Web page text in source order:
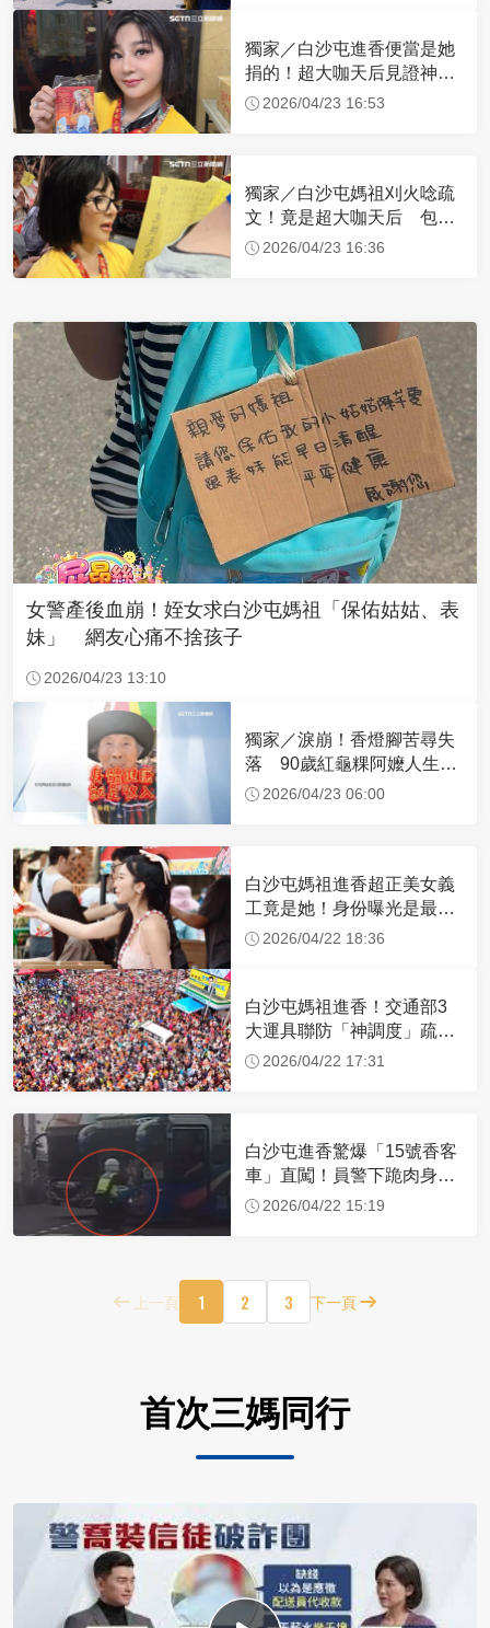
獨家／白沙屯進香便當是她
捐的！超大咖天后見證神
蹟 一靠近媽祖就爆哭
2026/04/23 16:53
獨家／白沙屯媽祖刈火唸疏
文！竟是超大咖天后 包尿
布忍尿5小時不喊累
2026/04/23 16:36
女警產後血崩！姪女求白沙屯媽祖「保佑姑姑、表
妹」 網友心痛不捨孩子
2026/04/23 13:10
獨家／淚崩！香燈腳苦尋失
落 90歲紅龜粿阿嬤人生謝
幕2026/04/23 06:00
白沙屯媽祖進香超正美女義
工竟是她！身份曝光是最美
禮生 一輩子不結婚
2026/04/22 18:36
白沙屯媽祖進香！交通部3
大運具聯防「神調度」疏運
32.1萬創新高
2026/04/22 17:31
白沙屯進香驚爆「15號香客
車」直闖！員警下跪肉身擋
車：讓行人先過
2026/04/22 15:19
上一頁 1 2 3 下一頁
首次三媽同行